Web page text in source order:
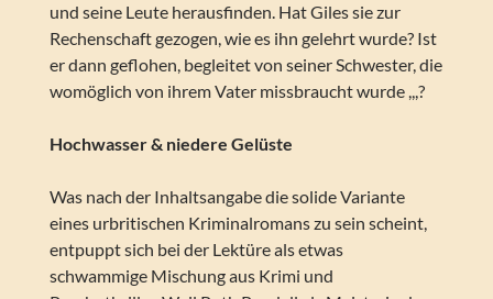
und seine Leute herausfinden. Hat Giles sie zur
Rechenschaft gezogen, wie es ihn gelehrt wurde? Ist
er dann geflohen, begleitet von seiner Schwester, die
womöglich von ihrem Vater missbraucht wurde ,,,?
Hochwasser & niedere Gelüste
Was nach der Inhaltsangabe die solide Variante
eines urbritischen Kriminalromans zu sein scheint,
entpuppt sich bei der Lektüre als etwas
schwammige Mischung aus Krimi und